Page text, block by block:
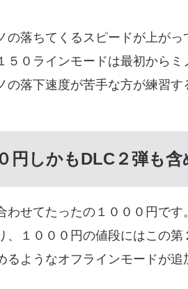
の落ちてくるスピードが上が
０ラインモードは最初からミ
の落下速度が苦手な方が練習
円しかもDLC２弾も
わせてたったの１０００円で
１０００円の値段にはこの
ようなオフラインモードが追